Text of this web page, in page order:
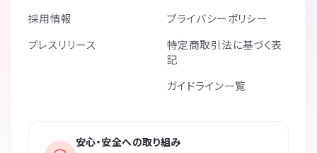
採用情報
プレスリリース
プライバシーポリシー
特定商取引法に基づく表
記
ガイドライン一覧
安心・安全への取り組み